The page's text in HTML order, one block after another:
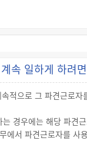
백한 경우: 해당 사유
의가 있는 경우에는
1년을 초과하지 못
속 일하게 하려
적으로 그 파견근로
경우에는 해당 파견
에서 파견근로자를 사